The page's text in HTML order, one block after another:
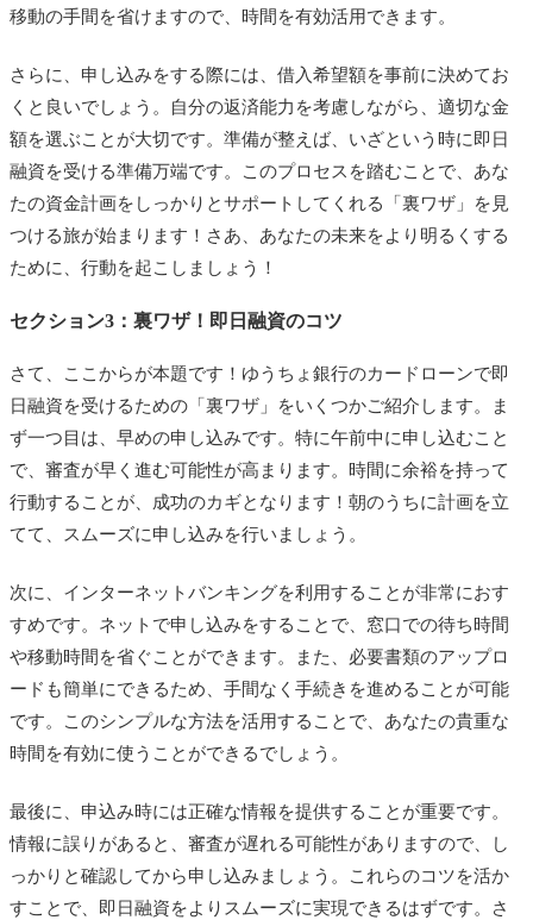
移動の手間を省けますので、時間を有効活用できます。
さらに、申し込みをする際には、借入希望額を事前に決めてお
くと良いでしょう。自分の返済能力を考慮しながら、適切な金
額を選ぶことが大切です。準備が整えば、いざという時に即日
融資を受ける準備万端です。このプロセスを踏むことで、あな
たの資金計画をしっかりとサポートしてくれる「裏ワザ」を見
つける旅が始まります！さあ、あなたの未来をより明るくする
ために、行動を起こしましょう！
セクション3：裏ワザ！即日融資のコツ
さて、ここからが本題です！ゆうちょ銀行のカードローンで即
日融資を受けるための「裏ワザ」をいくつかご紹介します。ま
ず一つ目は、早めの申し込みです。特に午前中に申し込むこと
で、審査が早く進む可能性が高まります。時間に余裕を持って
行動することが、成功のカギとなります！朝のうちに計画を立
てて、スムーズに申し込みを行いましょう。
次に、インターネットバンキングを利用することが非常におす
すめです。ネットで申し込みをすることで、窓口での待ち時間
や移動時間を省ぐことができます。また、必要書類のアップロ
ードも簡単にできるため、手間なく手続きを進めることが可能
です。このシンプルな方法を活用することで、あなたの貴重な
時間を有効に使うことができるでしょう。
最後に、申込み時には正確な情報を提供することが重要です。
情報に誤りがあると、審査が遅れる可能性がありますので、し
っかりと確認してから申し込みましょう。これらのコツを活か
すことで、即日融資をよりスムーズに実現できるはずです。さ